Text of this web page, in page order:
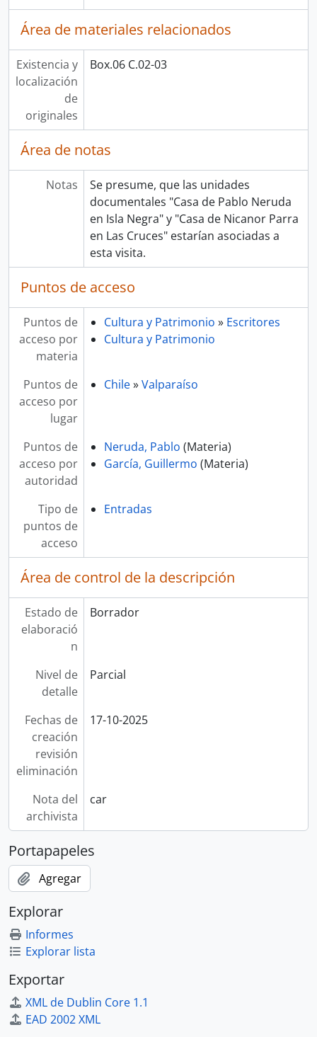
Área de materiales relacionados
Existencia y
localización
de
originales
Box.06 C.02-03
Área de notas
Notas
Se presume, que las unidades
documentales "Casa de Pablo Neruda
en Isla Negra" y "Casa de Nicanor Parra
en Las Cruces" estarían asociadas a
esta visita.
Puntos de acceso
Puntos de
acceso por
materia
Cultura y Patrimonio » Escritores
Cultura y Patrimonio
Puntos de
acceso por
lugar
Chile»Valparaíso
Puntos de
acceso por
autoridad
Neruda, Pablo (Materia)
García, Guillermo (Materia)
Tipo de
puntos de
acceso
Entradas
Área de control de la descripción
Estado de
elaboració
n
Borrador
Nivel de
detalle
Parcial
Fechas de
creación
revisión
eliminación
17-10-2025
Nota del
archivista
car
Portapapeles
Agregar
Explorar
Informes
Explorar lista
Exportar
XML de Dublin Core 1.1
EAD 2002 XML